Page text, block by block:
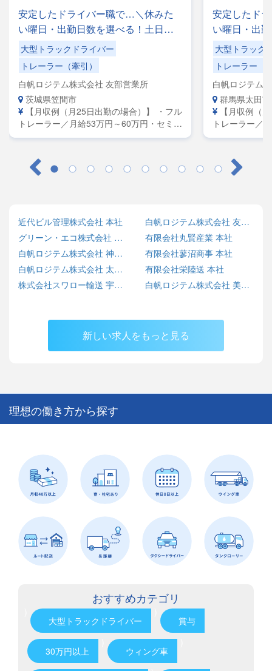
安定したドライバー職で…＼休みた
い曜日・出勤日数を選べる！土日休
みもOK／手積みした手降ろしの力仕
事なし！
大型トラックドライバー
トレーラー（牽引）
白帆ロジテム株式会社 友部営業所
茨城県笠間市
【月収例（月25日出勤の場合）】 ・フル
トレーラー／月給53万円～60万円・セミト
レーラー／月給45万円～50万円・大型／月
安定したド
い曜日・出
みもOK／手
事なし！
大型トラック
トレーラー（
白帆ロジテム
群馬県太田市
【月収例（
トレーラー／
レーラー／月
近代ビル管理株式会社 本社
グリーン・エコ株式会社 SARASHINA ECO BASE
白帆ロジテム株式会社 神栖営業所
白帆ロジテム株式会社 太田営業所
株式会社スワロー輸送 宇都宮センター
白帆ロジテム株式会社 友部営業所
有限会社丸賢産業 本社
有限会社蓼沼商事 本社
有限会社栄陸送 本社
白帆ロジテム株式会社 美野里営業所
新しい求人をもっと見る
理想の働き方から探す
おすすめカテゴリ
大型トラックドライバー 賞与
30万円以上 ウィング車